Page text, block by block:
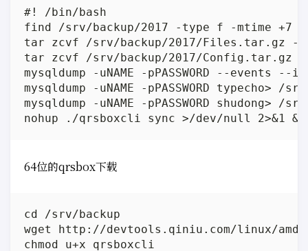
#! /bin/bash
find /srv/backup/2017 -type f -mtime +7
tar zcvf /srv/backup/2017/Files.tar.gz --
tar zcvf /srv/backup/2017/Config.tar.gz
mysqldump -uNAME -pPASSWORD --
mysqldump -uNAME -pPASSWORD typecho>
mysqldump -uNAME -pPASSWORD shudong>
64位的qrsbox下载
cd /srv/backup
wget http://devtools.qiniu.com/linux/